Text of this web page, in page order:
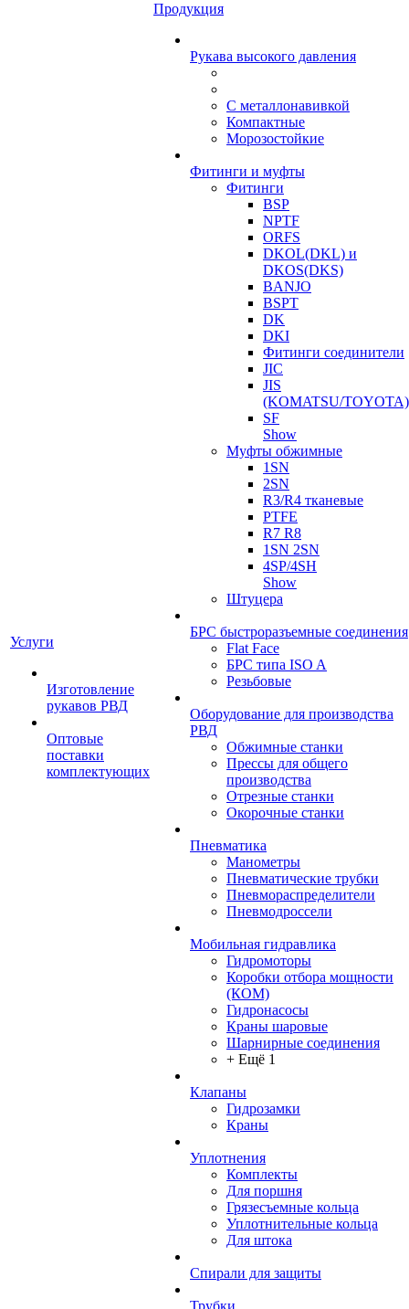
Услуги
Изготовление
рукавов РВД
Оптовые
поставки
комплектующих
Продукция
Рукава высокого давления
С металлонавивкой
Компактные
Морозостойкие
Фитинги и муфты
Фитинги
BSP
NPTF
ORFS
DKOL(DKL) и
DKOS(DKS)
BANJO
BSPT
DK
DKI
Фитинги соединители
JIC
JIS
(KOMATSU/TOYOTA)
SF
Show
Муфты обжимные
1SN
2SN
R3/R4 тканевые
PTFE
R7 R8
1SN 2SN
4SP/4SH
Show
Штуцера
БРС быстроразъемные соединения
Flat Face
БРС типа ISO A
Резьбовые
Оборудование для производства
РВД
Обжимные станки
Прессы для общего
производства
Отрезные станки
Окорочные станки
Пневматика
Манометры
Пневматические трубки
Пневмораспределители
Пневмодроссели
Мобильная гидравлика
Гидромоторы
Коробки отбора мощности
(КОМ)
Гидронасосы
Краны шаровые
Шарнирные соединения
+ Ещё 1
Клапаны
Гидрозамки
Краны
Уплотнения
Комплекты
Для поршня
Грязесъемные кольца
Уплотнительные кольца
Для штока
Спирали для защиты
Трубки